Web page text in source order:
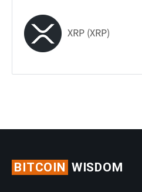
XRP (XRP)
BITCOIN WISDOM